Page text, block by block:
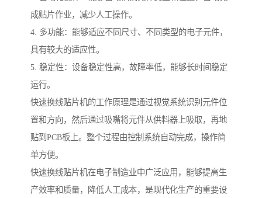
成贴片作业，减少人工操作。
4. 多功能：能够适应不同尺寸、不同类型的电子元件，
具有较大的适应性。
5. 稳定性：设备稳定性高，故障率低，能够长时间稳定
运行。
快速换线贴片机的工作原理是通过视觉系统识别元件位
置和方向，然后通过吸嘴将元件从供料器上吸取，再地
贴到PCB板上。整个过程由控制系统自动完成，操作简
单方便。
快速换线贴片机在电子制造业中广泛应用，能够提高生
产效率和质量，降低人工成本，是现代化生产的重要设